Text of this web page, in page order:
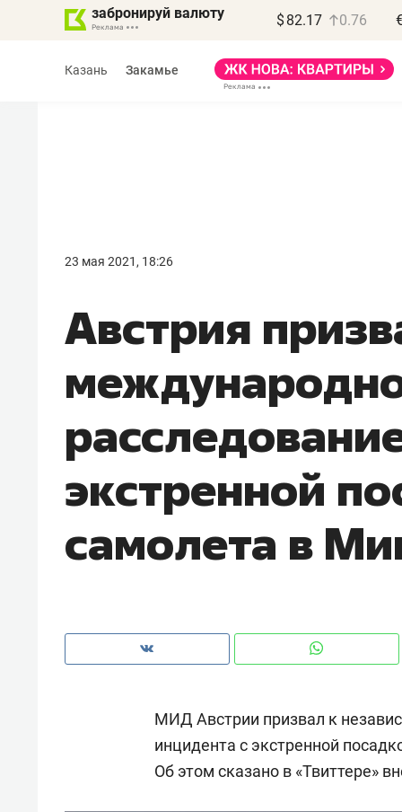
забронируй валюту $ 82.17 0.76
Казань Закамье
23 мая 2021, 18:26
Австрия
экстренной
самолета в
МИД Австрии призвал к
инцидента с экстренной
Об этом сказано в «Твиттере»
правил, бизнес может
потерять минимум
Как бизнесу выйти на зарубежные
чем интересен Оман?
Рекомендуем
Оставить шум за волной: как
строят тишину в казанском